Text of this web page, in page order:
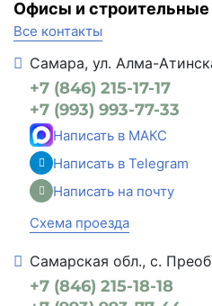
Офисы и строительные
Все контакты
Самара, ул. Алма-
+7 (846) 215-17-17
+7 (993) 993-77-33
Написать в МАКС
Написать в Telegram
Написать на почту
Схема проезда
Самарская обл., с.
+7 (846) 215-18-18